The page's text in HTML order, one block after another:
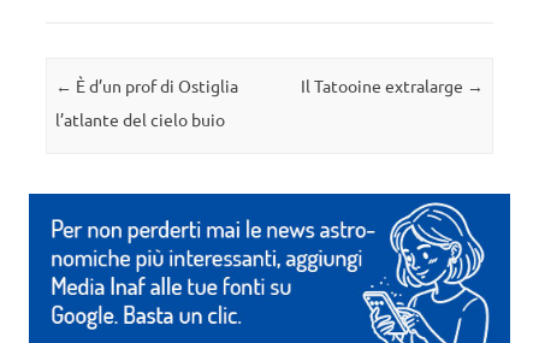
Navigazione articolo
← È d’un prof di Ostiglia
l’atlante del cielo buio
Il Tatooine extralarge →